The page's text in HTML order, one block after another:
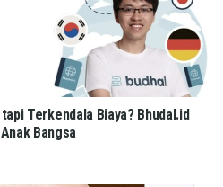
Terkendala Biaya? Bhudal.id
Bangsa